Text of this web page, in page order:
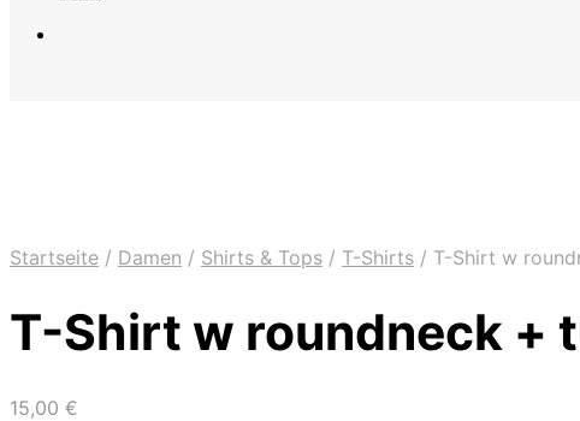
Startseite / Damen / Shirts & Tops / T-Shirts / T-Shirt w
T-Shirt w roundneck +
15,00 €